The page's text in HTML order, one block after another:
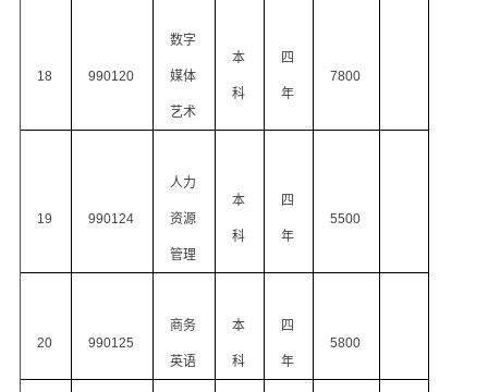
18 990120
数字
媒体
艺术
本
科
四
年
7800
19 990124
人力
资源
管理
本
科
四
年
5500
20 990125
商务
英语
本
科
四
年
5800